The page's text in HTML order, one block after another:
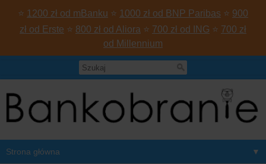
⭐ 1200 zł od mBanku ⭐ 1000 zł od BNP Paribas ⭐ 900
zł od Erste ⭐ 800 zł od Aliora ⭐ 700 zł od ING ⭐ 700 zł
od Millennium
▼